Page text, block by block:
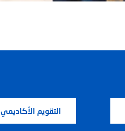
التقويم الأكاديمي